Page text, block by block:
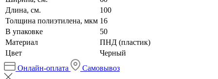
Длина, см.
100
Толщина полиэтилена, мкм 16
В упаковке
50
Материал
ПНД (пластик)
Цвет
Черный
Онлайн-оплата
Самовывоз